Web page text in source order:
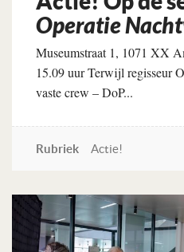
Operatie
Museumstraat 1, 1071 XX
15.09 uur Terwijl regisseur
vaste crew – DoP...
Rubriek Actie!
Lees verder